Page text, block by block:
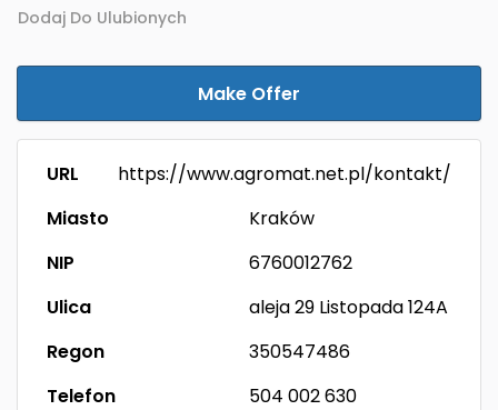
Dodaj Do Ulubionych
Make Offer
URL
https://www.agromat.net.pl/kontakt/
Miasto
Kraków
NIP
6760012762
Ulica
aleja 29 Listopada 124A
Regon
350547486
Telefon
504 002 630